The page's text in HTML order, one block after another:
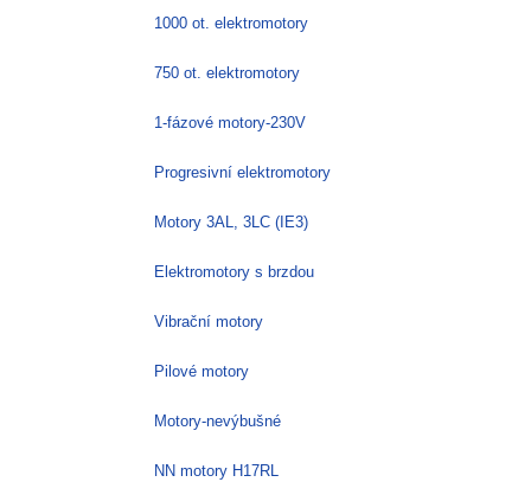
1000 ot. elektromotory
750 ot. elektromotory
1-fázové motory-230V
Progresivní elektromotory
Motory 3AL, 3LC (IE3)
Elektromotory s brzdou
Vibrační motory
Pilové motory
Motory-nevýbušné
NN motory H17RL